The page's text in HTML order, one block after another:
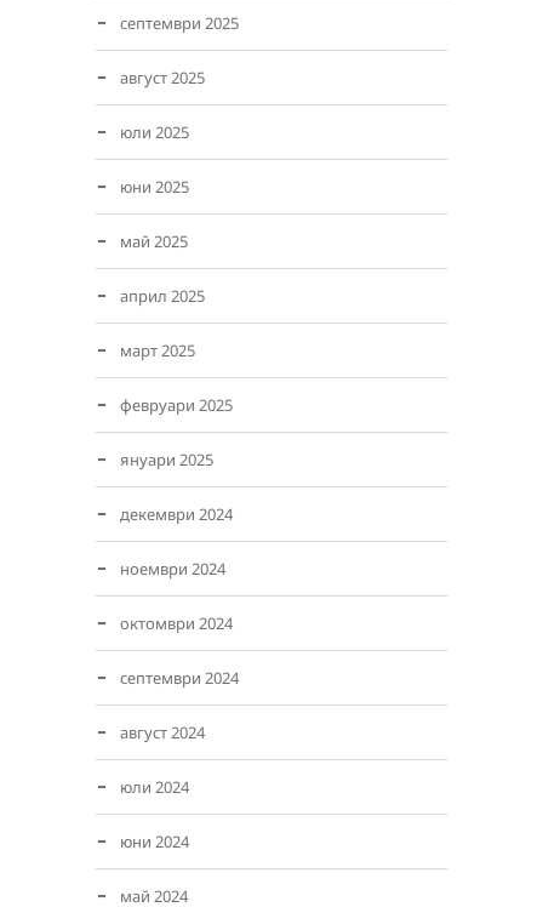
септември 2025
август 2025
юли 2025
юни 2025
май 2025
април 2025
март 2025
февруари 2025
януари 2025
декември 2024
ноември 2024
октомври 2024
септември 2024
август 2024
юли 2024
юни 2024
май 2024